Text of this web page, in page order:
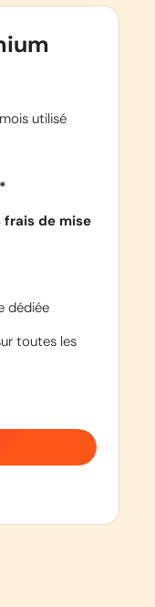
utilisé
frais de mise
dédiée
toutes les